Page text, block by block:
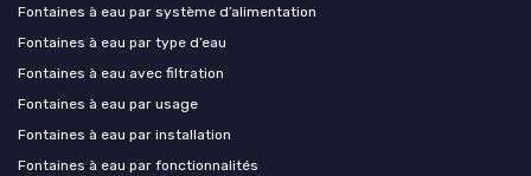
Fontaines à eau par système d’alimentation
Fontaines à eau par type d’eau
Fontaines à eau avec filtration
Fontaines à eau par usage
Fontaines à eau par installation
Fontaines à eau par fonctionnalités